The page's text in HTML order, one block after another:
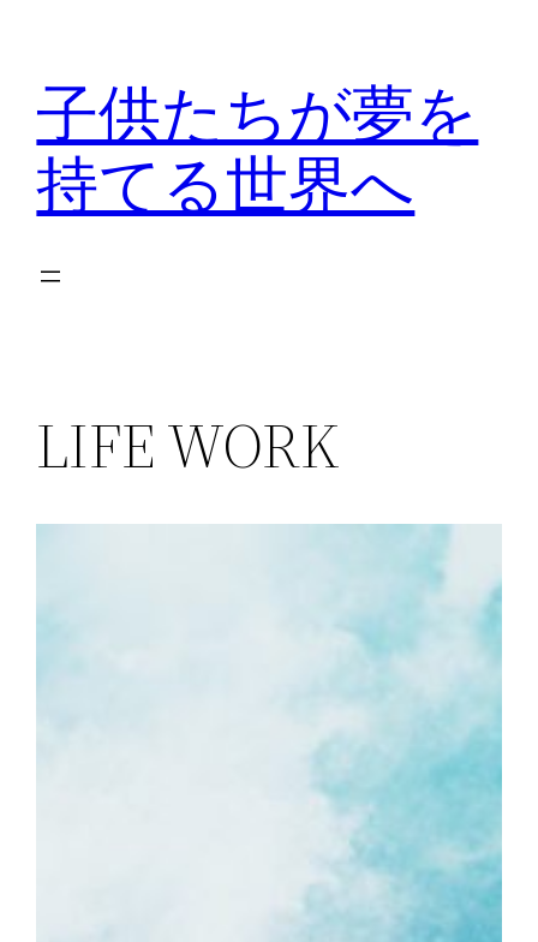
子供たちが夢を
持てる世界へ
LIFE WORK